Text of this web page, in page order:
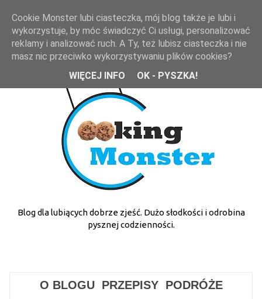
Blog dla lubiących dobrze zjeść. Dużo słodkości i odrobina
pysznej codzienności.
O BLOGU PRZEPISY
PODRÓŻE
Cookie Monster lubi ciasteczka, mój blog także je lubi i
wykorzystuje, by móc świadczyć Ci usługi, personalizować
reklamy i analizować ruch. A Ty, też lubisz ciasteczka i nie
masz nic przeciwko wykorzystywaniu plików cookies?
WIĘCEJ INFO
OK - PYSZKA!